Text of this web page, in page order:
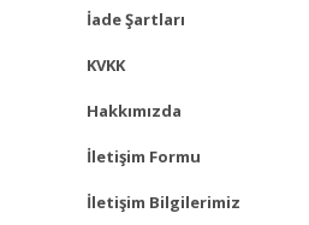
İade Şartları
KVKK
Hakkımızda
İletişim Formu
İletişim Bilgilerimiz